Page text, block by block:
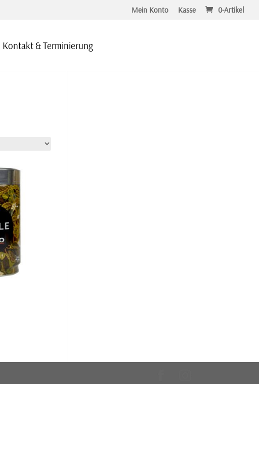
Mein Konto Kasse 0-Artikel
Kontakt & Terminierung